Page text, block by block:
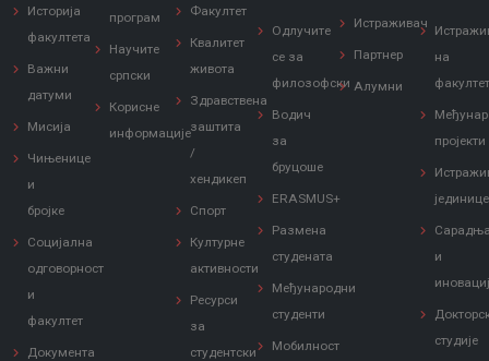
Историја
факултета
Важни
датуми
Мисија
Чињенице
и
бројке
Социјална
одговорност
и
факултет
Документа
програм
Научите
српски
Корисне
информације
Факултет
Квалитет
живота
Здравствена
заштита
/
хендикеп
Спорт
Културне
активности
Ресурси
за
студентски
Одлучите
се за
филозофски
Водич
за
бруцоше
ERASMUS+
Размена
студената
Међународни
студенти
Мобилност
Истраживач
Партнер
Алумни
на
пројекти
јединице
и
студије